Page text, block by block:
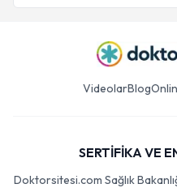
VideolarBlog
SERTİFİKA VE
Doktorsitesi.com Sağlık